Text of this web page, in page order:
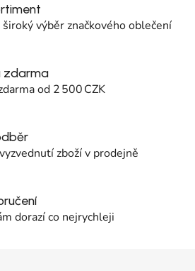
výběr značkového oblečení
zdarma
od 2 500 CZK
zboží v prodejně
dorazí co nejrychleji